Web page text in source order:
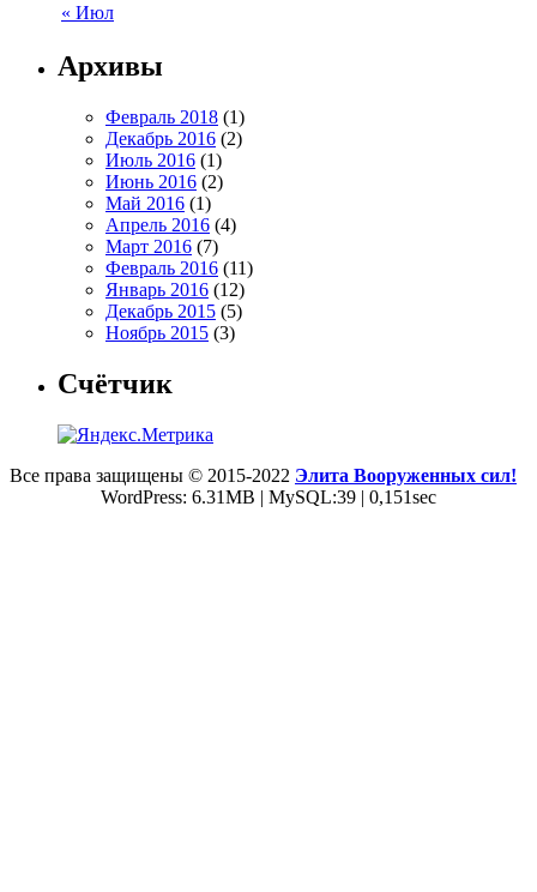
« Июл
Архивы
Февраль 2018 (1)
Декабрь 2016 (2)
Июль 2016 (1)
Июнь 2016 (2)
Май 2016 (1)
Апрель 2016 (4)
Март 2016 (7)
Февраль 2016 (11)
Январь 2016 (12)
Декабрь 2015 (5)
Ноябрь 2015 (3)
Счётчик
Все права защищены © 2015-2022 Элита Вооруженных сил!
WordPress: 6.31MB | MySQL:39 | 0,151sec